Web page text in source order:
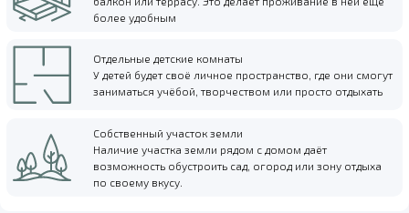
более удобным
Отдельные детские комнаты
У детей будет своё личное пространство, где они смогут
заниматься учёбой, творчеством или просто отдыхать
Собственный участок земли
Наличие участка земли рядом с домом даёт
возможность обустроить сад, огород или зону отдыха
по своему вкусу.